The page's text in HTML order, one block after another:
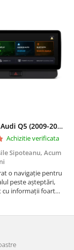
Navigatie Audi Q5 (2009-2017), Linux OS & OEM, MMI 3G, CarPlay & Android Auto Wireless, MirrorLink, Camera AHD, 12.3 Inch - AD-BGAALNXH+AD-BGRKITQ5002
Achizitie verificata
Sipoteanu, Acum
o navigație pentru
peste așteptări,
cu informații foarte
rapidă, suport
o să revin
vi...